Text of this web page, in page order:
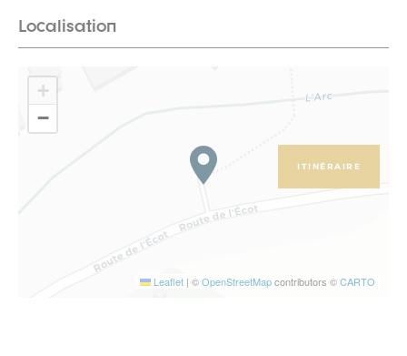
Localisation
+
−
Leaflet | ©OpenStreetMapcontributors ©CARTO
ITINÉRAIRE